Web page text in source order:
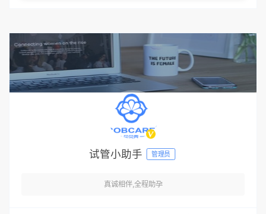
试管小助手 管理员
真诚相伴,全程助孕